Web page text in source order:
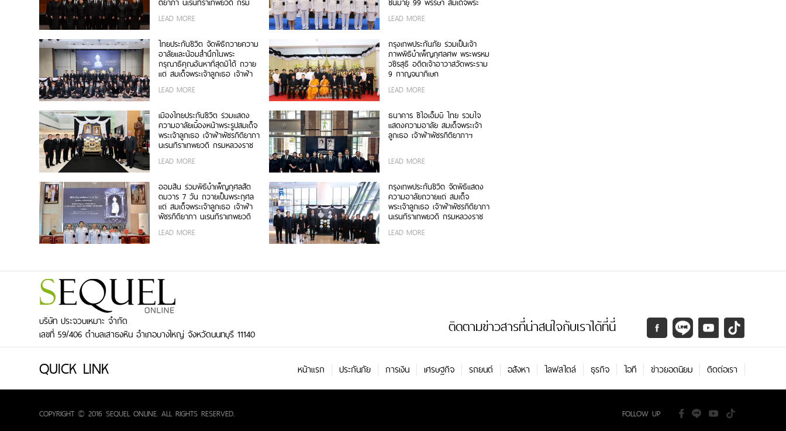
ติยาภา นเรนทิราเทพยวดี กรม
หลวงราชสาริณีสิริพัชร มหาวัชร
ราชธิดา
LEAD MORE
ชนมายุ 99 พรรษา สมเด็จพระ
สังฆราช
LEAD MORE
ไทยประกันชีวิต จัดพิธีถวายความ
อาลัยและน้อมสำนึกในพระ
กรุณาธิคุณอันหาที่สุดมิได้ ถวาย
แด่ สมเด็จพระเจ้าลูกเธอ เจ้าฟ้า
พัชรกิติยาภา นเรนทิราเทพยวดี
กรมหลวงราชสาริณีสิริพัชร มหา
LEAD MORE
กรุงเทพประกันภัย ร่วมเป็นเจ้า
ภาพพิธีบำเพ็ญกุศลศพ พระพรหม
วชิรสุธี อดีตเจ้าอาวาสวัดพระราม
9 กาญจนาภิเษก
LEAD MORE
เมืองไทยประกันชีวิต ร่วมแสดง
ความอาลัยเบื้องหน้าพระรูปสมเด็จ
พระเจ้าลูกเธอ เจ้าฟ้าพัชรกิติยาภา
นเรนทิราเทพยวดี กรมหลวงราช
สาริณีสิริพัชร มหาวัชรราชธิดา
LEAD MORE
ธนาคาร ซีไอเอ็มบี ไทย รวมใจ
แสดงความอาลัย สมเด็จพระเจ้า
ลูกเธอ เจ้าฟ้าพัชรกิติยาภาฯ
LEAD MORE
ออมสิน ร่วมพิธีบำเพ็ญกุศลสัต
ตมวาร 7 วัน ถวายเป็นพระกุศล
แด่ สมเด็จพระเจ้าลูกเธอ เจ้าฟ้า
พัชรกิติยาภา นเรนทิราเทพยวดี
กรมหลวงราชสาริณีสิริพัชร มหา
วัชรราชธิดา
LEAD MORE
กรุงเทพประกันชีวิต จัดพิธีแสดง
ความอาลัยถวายแด่ สมเด็จ
พระเจ้าลูกเธอ เจ้าฟ้าพัชรกิติยาภา
นเรนทิราเทพยวดี กรมหลวงราช
สาริณีสิริพัชร มหาวัชรราชธิดา
LEAD MORE
บริษัท ประจวบเหมาะ จำกัด
เลขที่ 59/406 ตำบลเสาธงหิน อำเภอบางใหญ่ จังหวัดนนทบุรี 11140
ติดตามข่าวสารที่น่าสนใจกับเราได้ที่นี่
QUICK LINK หน้าแรก ประกันภัย การเงิน เศรษฐกิจ รถยนต์ อสังหา ไลฟสไตล์ ธุรกิจ ไอที ข่าวยอดนิยม ติดต่อเรา
COPYRIGHT © 2016 SEQUEL ONLINE. ALL RIGHTS RESERVED. FOLLOW UP